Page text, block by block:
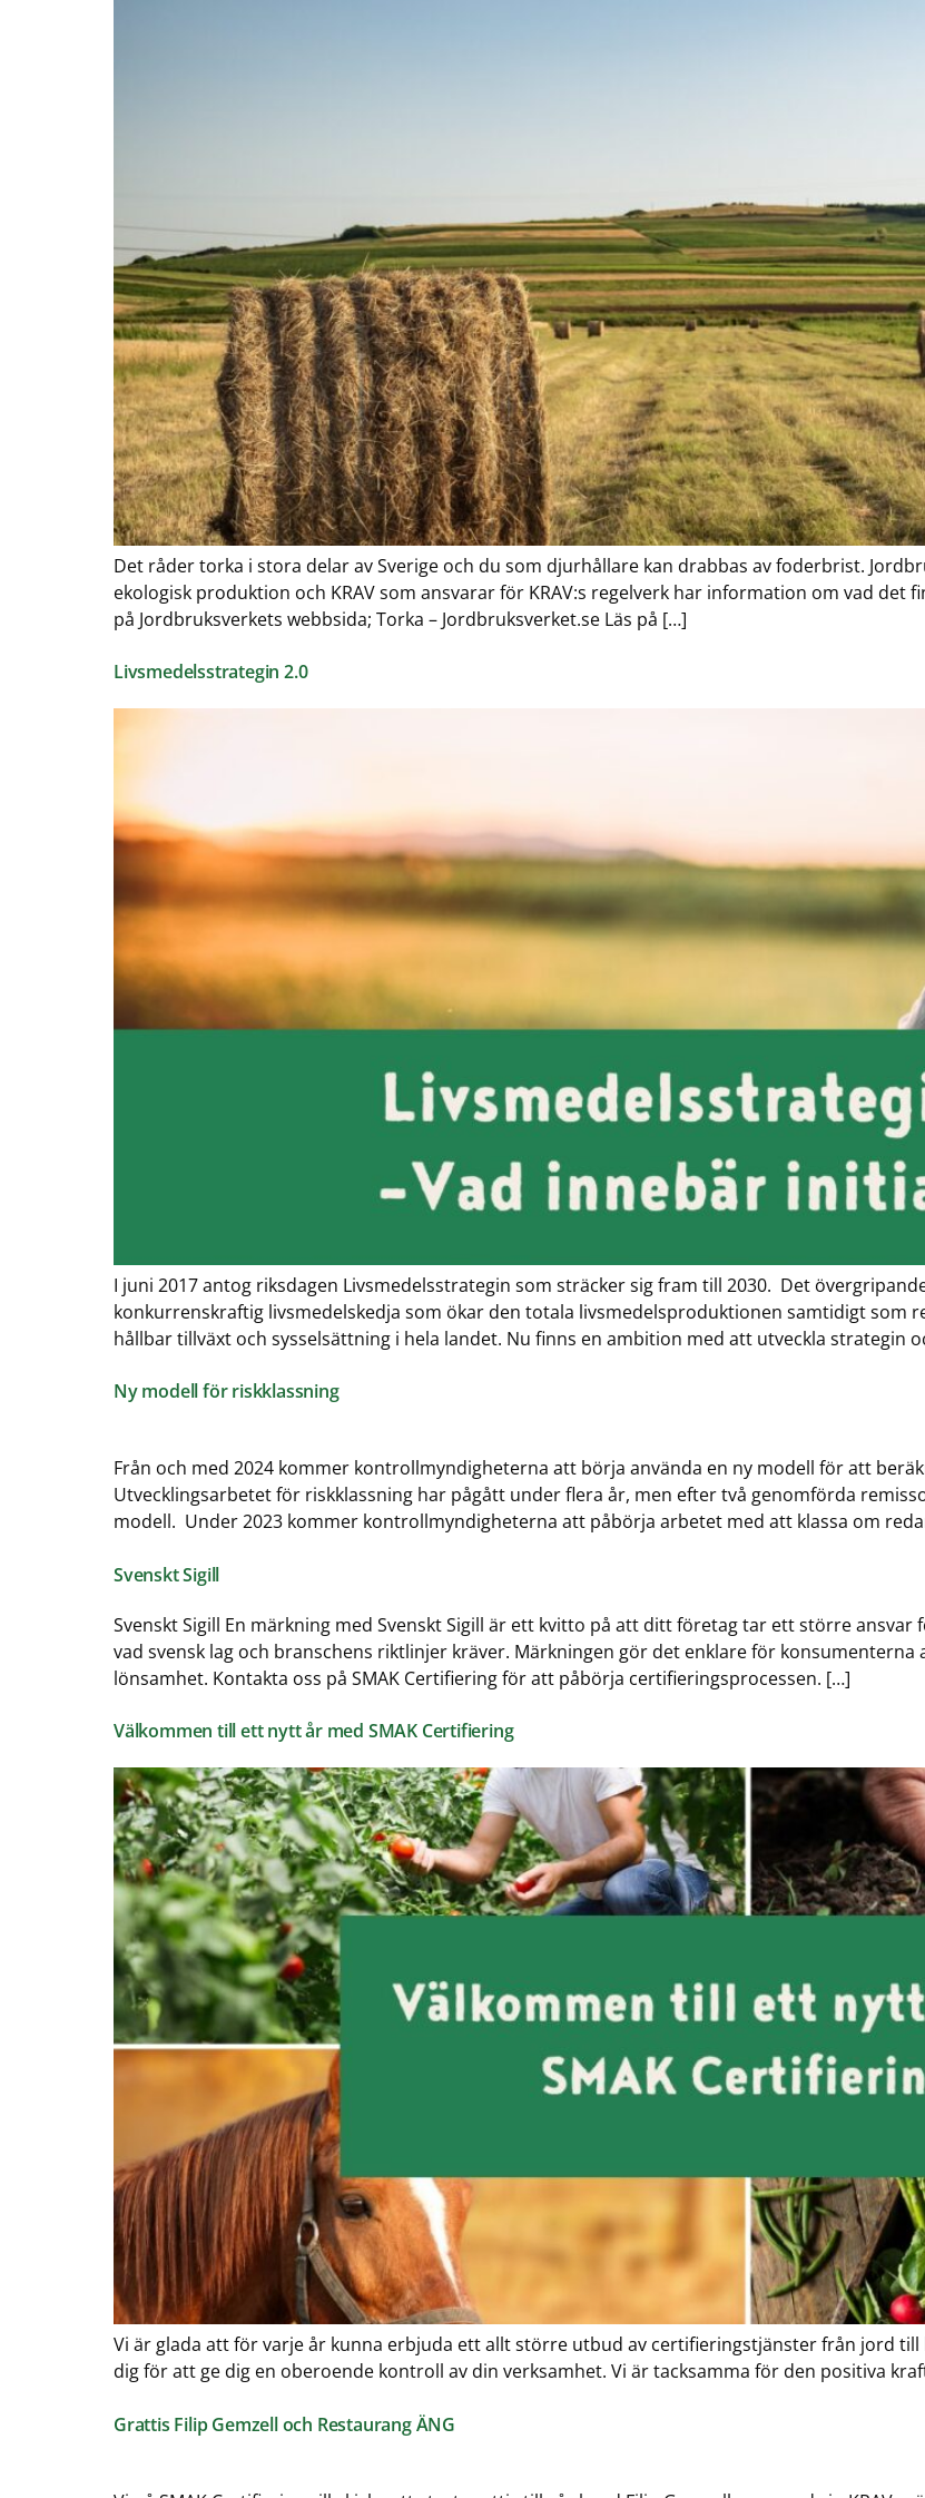
Det råder torka i stora delar av Sverige och du som djurhållare kan drabbas av foderbrist.
ekologisk produktion och KRAV som ansvarar för KRAV:s regelverk har information om vad
på Jordbruksverkets webbsida; Torka – Jordbruksverket.se Läs på […]
Livsmedelsstrategin 2.0
I juni 2017 antog riksdagen Livsmedelsstrategin som sträcker sig fram till 2030. Det
konkurrenskraftig livsmedelskedja som ökar den totala livsmedelsproduktionen samtidigt som
hållbar tillväxt och sysselsättning i hela landet. Nu finns en ambition med att utveckla strategin
Ny modell för riskklassning
Från och med 2024 kommer kontrollmyndigheterna att börja använda en ny modell för att
Utvecklingsarbetet för riskklassning har pågått under flera år, men efter två genomförda
modell. Under 2023 kommer kontrollmyndigheterna att påbörja arbetet med att klassa om
Svenskt Sigill
Svenskt Sigill En märkning med Svenskt Sigill är ett kvitto på att ditt företag tar ett större
vad svensk lag och branschens riktlinjer kräver. Märkningen gör det enklare för
lönsamhet. Kontakta oss på SMAK Certifiering för att påbörja certifieringsprocessen. […]
Välkommen till ett nytt år med SMAK Certifiering
Vi är glada att för varje år kunna erbjuda ett allt större utbud av certifieringstjänster från jord
dig för att ge dig en oberoende kontroll av din verksamhet. Vi är tacksamma för den positiva
Grattis Filip Gemzell och Restaurang ÄNG